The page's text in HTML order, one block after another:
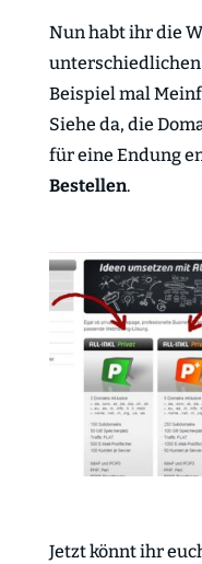
Nun habt ihr die
unterschiedlichen
Beispiel mal
Siehe da, die
für eine Endung
Bestellen.
Jetzt könnt ihr